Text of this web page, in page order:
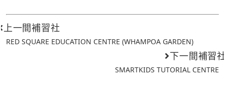
上一間補習社
RED SQUARE EDUCATION CENTRE (WHAMPOA GARDEN)
下一間補習
SMARTKIDS TUTORIAL CENTRE